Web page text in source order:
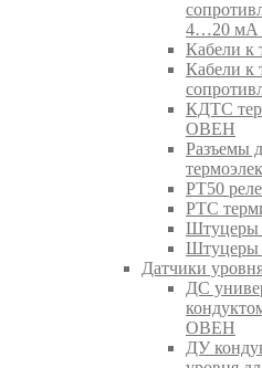
4…20
Кабели
Кабели к
КДТС
ОВЕН
Разъемы
РТ50
РТС
Штуцеры
Датчики
ДС
ОВЕН
ДУ